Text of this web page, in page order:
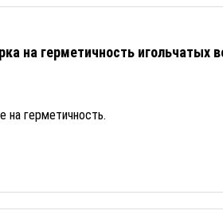
на герметичность игольчатых
на герметичность.